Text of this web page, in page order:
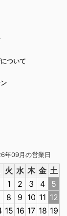
年09月の営業日
火 水 木 金 土
1
2 3 4
5
8 9 10 11 12
15 16 17 18 19
ついて